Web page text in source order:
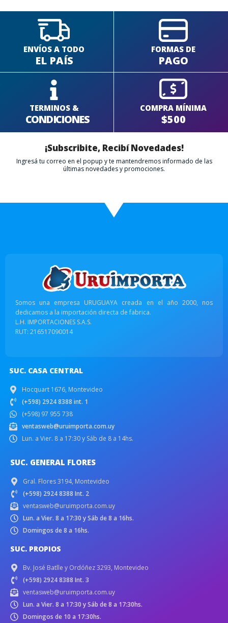
ENVÍOS A TODO
EL PAÍS
FORMAS DE
PAGO
TERMINOS &
CONDICIONES
COMPRA MÍNIMA
$500
¡Subscribite, Recibí Novedades!
Ingresá tu correo en el popup y te mantendremos informado de las
últimas novedades y promociones.
Somos una empresa URUGUAYA creada en el año 2000, nos
dedicamos a la importación directa de fabrica.
L.H. IMPORTACIONES S.A.S.
RUT: 216517090014
SUC. CASA CENTRAL
Hocquart 1676, Montevideo
(+598) 2924 8388 int. 1
(+598) 97 955 738
ventasweb@uruimporta.com.uy
Lun. a Vier. 8 a 17:30 y Sáb de 8 a 14hs.
SUC. GENERAL FLORES
Gral. Flores 3194, Montevideo
(+598) 2924 8388 Int. 2
ventasweb@uruimporta.com.uy
Lun. a Vier. 8 a 17:30 y Sáb de 8 a 16hs.
Domingos de 8 a 16hs.
SUC. PROPIOS
Bv. José Batlle y Ordóñez 3293, Montevideo
(+598) 2924 8388 Int. 3
ventasweb@uruimporta.com.uy
Lun. a Vier. 8 a 17:30 y Sáb de 8 a 17:30hs.
Domingos de 10 a 17:30hs.